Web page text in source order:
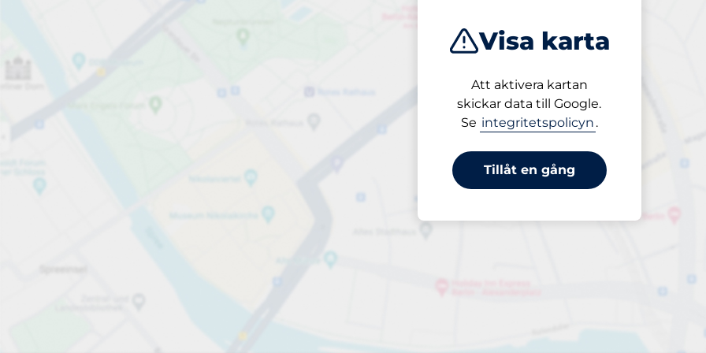
Visa karta
Att aktivera kartan
skickar data till Google.
Se integritetspolicyn .
Tillåt en gång
Öppet nu